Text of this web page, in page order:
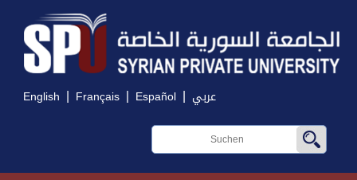
English | Français | Español | عربي